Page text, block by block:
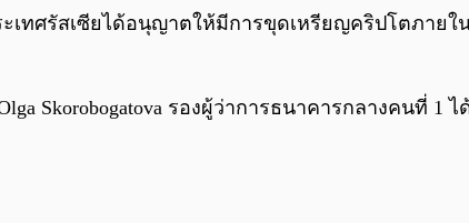
ทศรัสเซียได้อนุญาตให้มีการขุดเหรียญคริปโตภาย
Skorobogatova รองผู้ว่าการธนาคารกลางคนที่ 1 ไ